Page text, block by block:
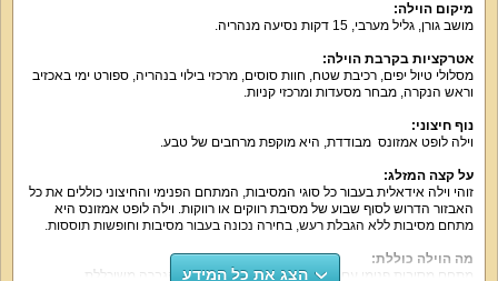
מיקום הוילה:
מושב גורן, גליל מערבי, 15 דקות נסיעה מנהריה.
אטרקציות בקרבת הוילה:
מסלולי טיול יפים, רכיבת שטח, חוות סוסים, מרכזי בילוי בנהריה, ספורט ימי באכזיב
וראש הנקרה, מבחר מסעדות ומרכזי קניות.
נוף חיצוני:
וילה לופט אמזונס מבודדת, היא מוקפת מרחבים של טבע.
על קצה המזלג:
זוהי וילה אידאלית בעבור כל סוגי המסיבות, המתחם הפנימי והחיצוני כוללים את כל
האבזור הדרוש לסוף שבוע של מסיבת רווקים או רווקות. וילה לופט אמזונס היא
מתחם מסיבות ללא הגבלת רעש, בחירה נכונה בעבור מסיבות וחופשות תוססות.
מה הוילה כוללת:
מתחם מסיבות פנימי עם רחבת ריקודים גדולה, מערכת הגברה משוכללת,
הצג את כל המידע